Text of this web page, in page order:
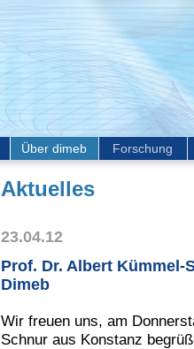
Über dimeb Forschung
Aktuelles
23.04.12
Prof. Dr. Albert Kümmel-
Dimeb
Wir freuen uns, am
Schnur aus Konstanz